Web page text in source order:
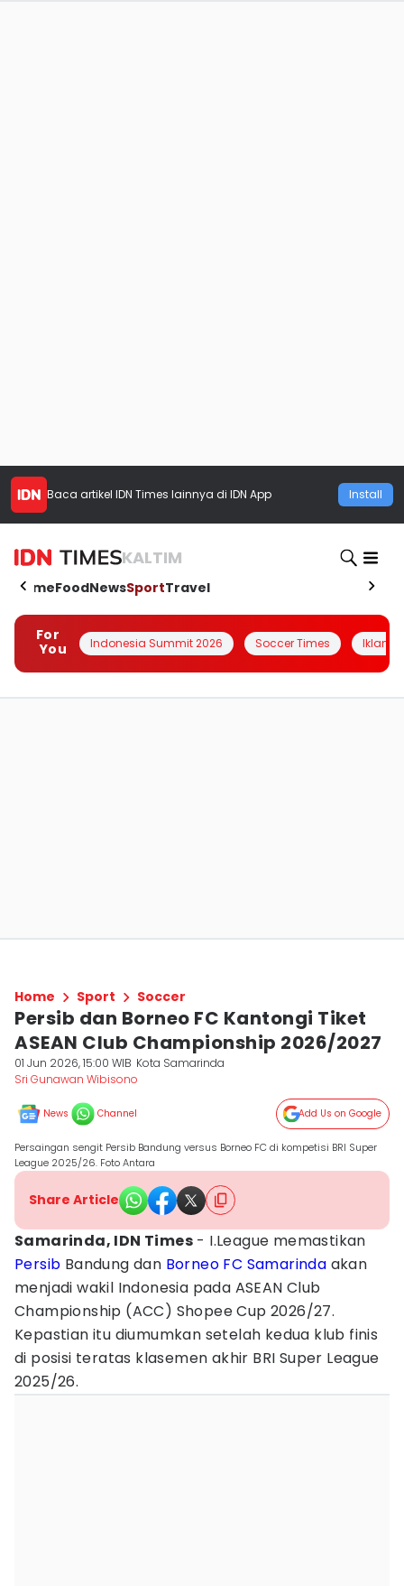
Baca artikel IDN Times lainnya di IDN App Install
KALTIM
HomeFoodNewsSportTravel
For
You
Indonesia Summit 2026 Soccer Times Iklanin
Home Sport Soccer
Persib dan Borneo FC Kantongi Tiket
ASEAN Club Championship 2026/2027
01 Jun 2026, 15:00 WIB Kota Samarinda
Sri Gunawan Wibisono
News Channel Add Us on Google
Persaingan sengit Persib Bandung versus Borneo FC di kompetisi BRI Super
League 2025/26. Foto Antara
Share Article
Samarinda, IDN Times - I.League memastikan
Persib Bandung dan Borneo FC Samarinda akan
menjadi wakil Indonesia pada ASEAN Club
Championship (ACC) Shopee Cup 2026/27.
Kepastian itu diumumkan setelah kedua klub finis
di posisi teratas klasemen akhir BRI Super League
2025/26.